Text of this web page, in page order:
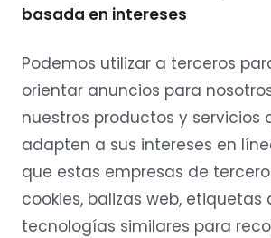
basada en intereses
Podemos utilizar a terceros
orientar anuncios para
nuestros productos y servicios
adapten a sus intereses en
que estas empresas de
cookies, balizas web, etiquetas
tecnologías similares para